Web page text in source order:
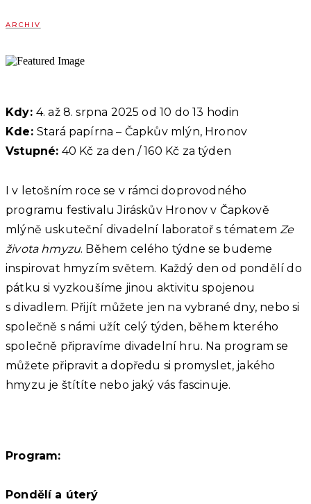
ARCHIV
Kdy: 4. až 8. srpna 2025 od 10 do 13 hodin
Kde: Stará papírna – Čapkův mlýn, Hronov
Vstupné: 40 Kč za den / 160 Kč za týden
I v letošním roce se v rámci doprovodného
programu festivalu Jiráskův Hronov v Čapkově
mlýně uskuteční divadelní laboratoř s tématem Ze
života hmyzu. Během celého týdne se budeme
inspirovat hmyzím světem. Každý den od pondělí do
pátku si vyzkoušíme jinou aktivitu spojenou
s divadlem. Přijít můžete jen na vybrané dny, nebo si
společně s námi užít celý týden, během kterého
společně připravíme divadelní hru. Na program se
můžete připravit a dopředu si promyslet, jakého
hmyzu je štítíte nebo jaký vás fascinuje.
Program:
Pondělí a úterý